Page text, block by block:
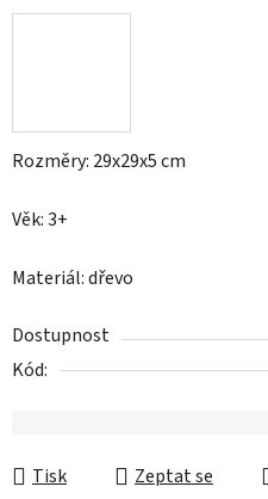
Rozměry: 29x29x5 cm
Věk: 3+
Materiál: dřevo
Dostupnost
Kód:
Tisk Zeptat se